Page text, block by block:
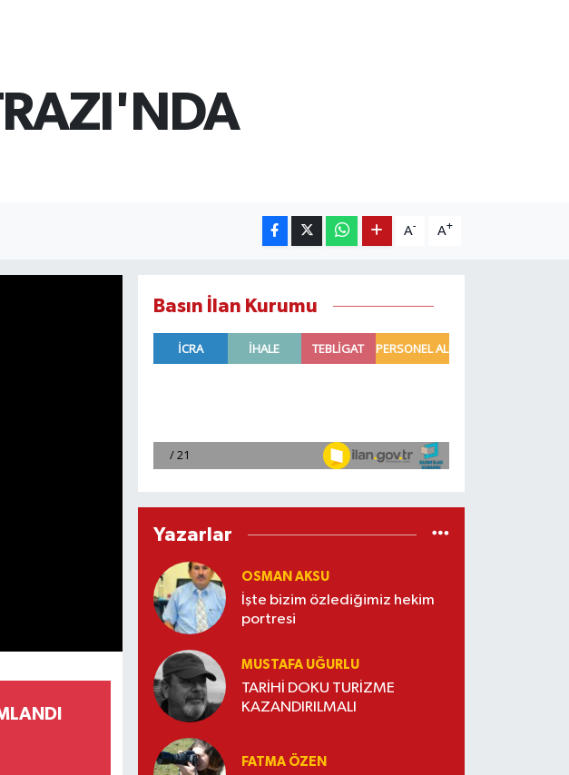
A- A+
Basın İlan Kurumu
Yazarlar
OSMAN AKSU
İşte bizim özlediğimiz hekim
portresi
MUSTAFA UĞURLU
TARİHİ DOKU TURİZME
KAZANDIRILMALI
FATMA ÖZEN